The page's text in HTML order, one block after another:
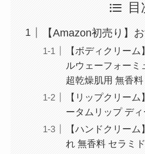
目
【Amazon初売り】
【ボディクリー
ルウェーフォーミ
超乾燥肌用 無香料
【リップクリー
ータムリップ デ
【ハンドクリー
れ 無香料 セラミ